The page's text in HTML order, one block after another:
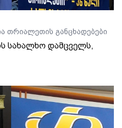
თრიალეთის განცხადებები
სახალხო დამცველს,